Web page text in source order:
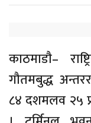
काठमाडाै‌–
गौतमबुद्ध
८४ दशमलव २५